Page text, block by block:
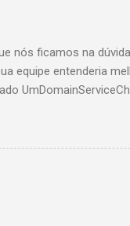
nós ficamos na
equipe entenderia
erro qualquer, tipo
vejo 6 maneiras de